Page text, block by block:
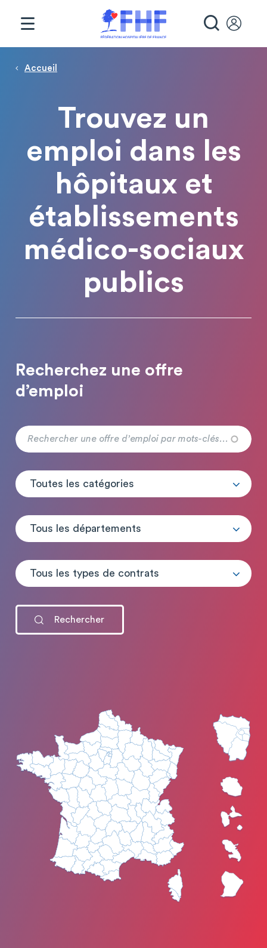
Page d'accueil
Fil d'Ariane
Accueil
Trouvez un
emploi dans les
hôpitaux et
établissements
médico-sociaux
publics
Recherchez une offre
d’emploi
Toutes les catégories
Tous les départements
Tous les types de contrats
Panneau de gestion des cookies